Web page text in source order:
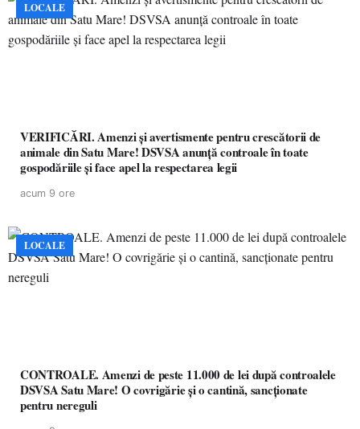
LOCALE
VERIFICĂRI. Amenzi și avertismente pentru crescătorii de
animale din Satu Mare! DSVSA anunță controale în toate
gospodăriile și face apel la respectarea legii
acum 9 ore
LOCALE
CONTROALE. Amenzi de peste 11.000 de lei după controalele
DSVSA Satu Mare! O covrigărie și o cantină, sancționate
pentru nereguli